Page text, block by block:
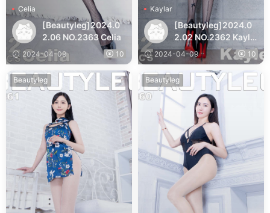
Celia
[Beautyleg]2024.0
2.06 NO.2363 Celia
2024-04-09 10
Kaylar
[Beautyleg]2024.0
2.02 NO.2362 Kayla
r
2024-04-09 10
Beautyleg Beautyleg